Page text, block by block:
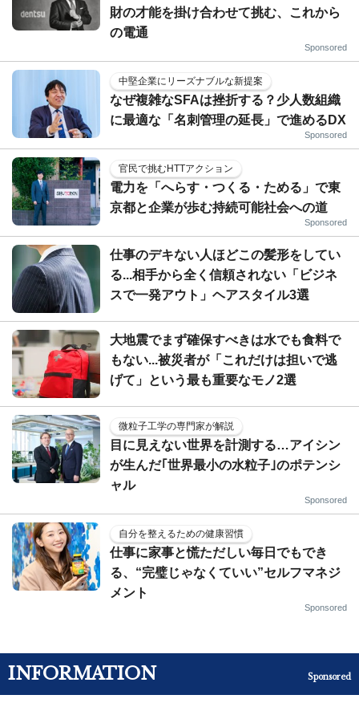
財の才能を掛け合わせて挑む、これから
の電通
Sponsored
中堅企業にリーズナブルな新提案
なぜ複雑なSFAは挫折する？少人数組織
に最適な「名刺管理の延長」で進めるDX
Sponsored
官民で挑むHTTアクション
電力を「へらす・つくる・ためる」で東
京都と企業が歩む持続可能社会への道
Sponsored
仕事のデキない人ほどこの髪形をしてい
る...相手から全く信頼されない「ビジネ
スで一発アウト」ヘアスタイル3選
大地震でまず確保すべきは水でも食料で
もない...被災者が「これだけは担いで逃
げて」という最も重要なモノ2選
微粒子工学の専門家が解説
目に見えない世界を計測する…アイシン
が生んだ｢世界最小の水粒子｣のポテンシ
ャル
Sponsored
自分を整えるための健康習慣
仕事に家事と慌ただしい毎日でもでき
る、“完璧じゃなくていい”セルフマネジ
メント
Sponsored
INFORMATION Sponsored